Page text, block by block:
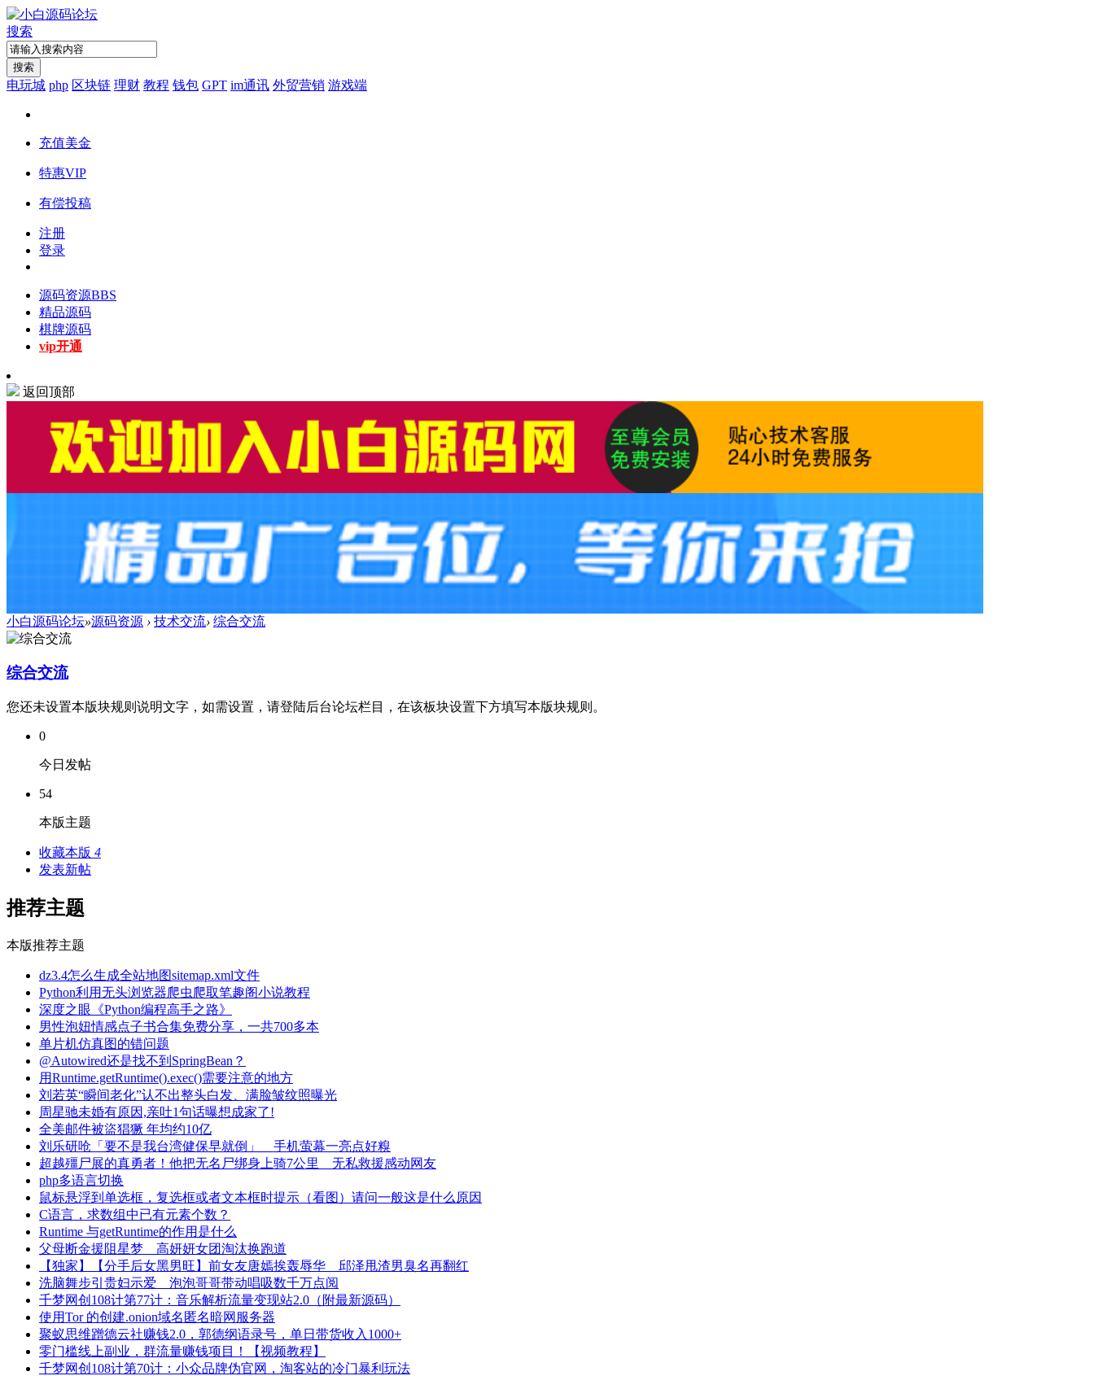
搜索
搜索
电玩城 php 区块链 理财 教程 钱包 GPT im通讯 外贸营销 游戏端
充值美金
特惠VIP
有偿投稿
注册
登录
源码资源BBS
精品源码
棋牌源码
vip开通
返回顶部
小白源码论坛»源码资源 › 技术交流› 综合交流
综合交流
您还未设置本版块规则说明文字，如需设置，请登陆后台论坛栏目，在该板块设置下方填写本版块规则。
0
今日发帖
54
本版主题
收藏本版 4
发表新帖
推荐主题
本版推荐主题
dz3.4怎么生成全站地图sitemap.xml文件
Python利用无头浏览器爬虫爬取笔趣阁小说教程
深度之眼《Python编程高手之路》
男性泡妞情感点子书合集免费分享，一共700多本
单片机仿真图的错问题
@Autowired还是找不到SpringBean？
用Runtime.getRuntime().exec()需要注意的地方
刘若英“瞬间老化”认不出整头白发、满脸皱纹照曝光
周星驰未婚有原因,亲吐1句话曝想成家了!
全美邮件被盜猖獗 年均约10亿
刘乐研呛「要不是我台湾健保早就倒」 手机萤幕一亮点好糗
超越殭尸展的真勇者！他把无名尸绑身上骑7公里 无私救援感动网友
php多语言切换
鼠标悬浮到单选框，复选框或者文本框时提示（看图）请问一般这是什么原因
C语言，求数组中已有元素个数？
Runtime 与getRuntime的作用是什么
父母断金援阻星梦 高妍妍女团淘汰换跑道
【独家】【分手后女黑男旺】前女友唐嫣挨轰辱华 邱泽甩渣男臭名再翻红
洗脑舞步引贵妇示爱 泡泡哥哥带动唱吸数千万点阅
千梦网创108计第77计：音乐解析流量变现站2.0（附最新源码）
使用Tor 的创建.onion域名匿名暗网服务器
聚蚁思维蹭德云社赚钱2.0，郭德纲语录号，单日带货收入1000+
零门槛线上副业，群流量赚钱项目！【视频教程】
千梦网创108计第70计：小众品牌伪官网，淘客站的冷门暴利玩法